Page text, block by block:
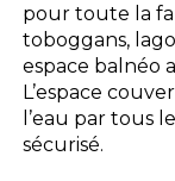
pour toute la
toboggans,
espace balnéo
L’espace
l’eau par tous
sécurisé.